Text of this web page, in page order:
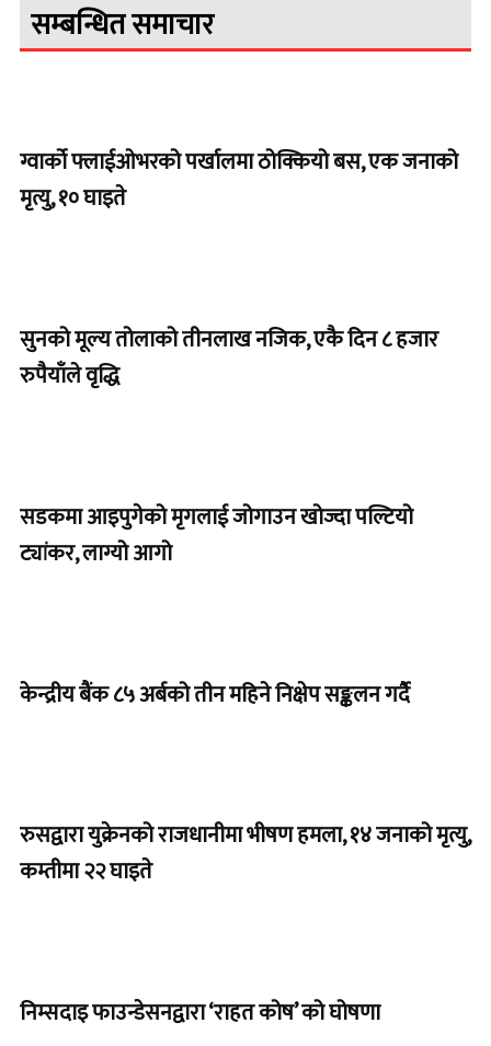
सम्बन्धित समाचार
ग्वार्को फ्लाईओभरको पर्खालमा ठोक्कियो बस, एक जनाको
मृत्यु, १० घाइते
सुनको मूल्य तोलाको तीनलाख नजिक, एकै दिन ८ हजार
रुपैयाँले वृद्धि
सडकमा आइपुगेको मृगलाई जोगाउन खोज्दा पल्टियो
ट्यांकर, लाग्यो आगो
केन्द्रीय बैंक ८५ अर्बको तीन महिने निक्षेप सङ्कलन गर्दै
रुसद्वारा युक्रेनको राजधानीमा भीषण हमला, १४ जनाको मृत्यु,
कम्तीमा २२ घाइते
निम्सदाइ फाउन्डेसनद्वारा ‘राहत कोष’ को घोषणा